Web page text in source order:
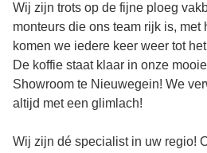
Wij zijn trots op de fijne ploeg
monteurs die ons team rijk is, met
komen we iedere keer weer tot
De koffie staat klaar in onze
Showroom te Nieuwegein! We
altijd met een glimlach!
Wij zijn dé specialist in uw regio!